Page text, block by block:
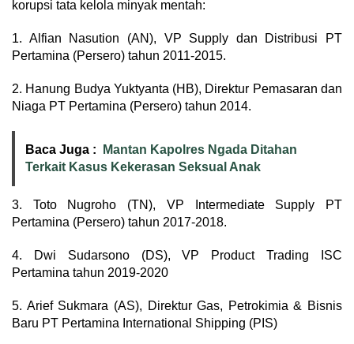
korupsi tata kelola minyak mentah:
1. Alfian Nasution (AN), VP Supply dan Distribusi PT
Pertamina (Persero) tahun 2011-2015.
2. Hanung Budya Yuktyanta (HB), Direktur Pemasaran dan
Niaga PT Pertamina (Persero) tahun 2014.
Baca Juga :
Mantan Kapolres Ngada Ditahan
Terkait Kasus Kekerasan Seksual Anak
3. Toto Nugroho (TN), VP Intermediate Supply PT
Pertamina (Persero) tahun 2017-2018.
4. Dwi Sudarsono (DS), VP Product Trading ISC
Pertamina tahun 2019-2020
5. Arief Sukmara (AS), Direktur Gas, Petrokimia & Bisnis
Baru PT Pertamina International Shipping (PIS)